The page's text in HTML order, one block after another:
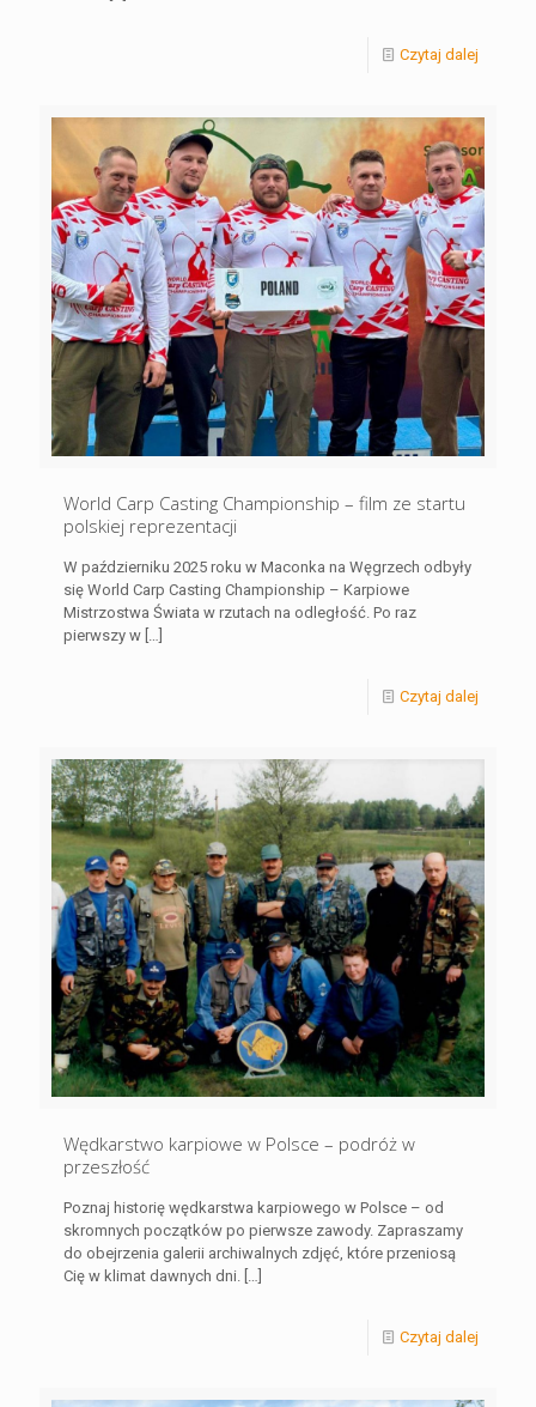
Czytaj dalej
World Carp Casting Championship – film ze startu
polskiej reprezentacji
W październiku 2025 roku w Maconka na Węgrzech odbyły
się World Carp Casting Championship – Karpiowe
Mistrzostwa Świata w rzutach na odległość. Po raz
pierwszy w […]
Czytaj dalej
Wędkarstwo karpiowe w Polsce – podróż w
przeszłość
Poznaj historię wędkarstwa karpiowego w Polsce – od
skromnych początków po pierwsze zawody. Zapraszamy
do obejrzenia galerii archiwalnych zdjęć, które przeniosą
Cię w klimat dawnych dni. […]
Czytaj dalej